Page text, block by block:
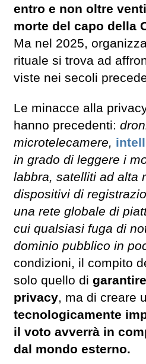
entro e non oltre
morte del capo della
Ma nel 2025,
rituale si trova ad
viste nei secoli
Le minacce alla
hanno precedenti:
microtelecamere,
in grado di leggere i
labbra, satelliti ad alta
dispositivi di
una rete globale di
cui qualsiasi fuga di
dominio pubblico in
condizioni, il compito
solo quello di
privacy, ma di creare
tecnologicamente
il voto avverrà in
dal mondo esterno.